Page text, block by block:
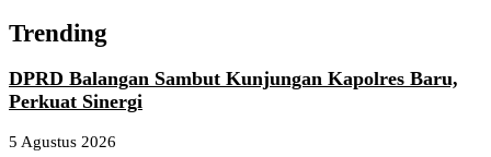
Trending
DPRD Balangan Sambut Kunjungan Kapolres Baru,
Perkuat Sinergi
5 Agustus 2026